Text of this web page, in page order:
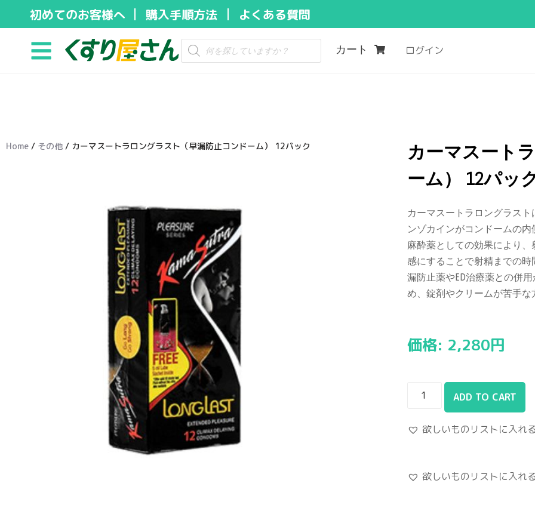
キ
初めてのお客様へ 購入手順方法 よくある質問
カート ログイン
Home / その他 / カーマスートラロングラスト（早漏防止コンドーム） 12パック
カーマスート
ーム） 12パッ
カーマスートラロングラス
ンゾカインがコンドームの
麻酔薬としての効果により
感にすることで射精までの
漏防止薬やED治療薬との併
め、錠剤やクリームが苦手
価格: 2,280円
ADD TO CART
欲しいものリストに入れ
欲しいものリストに入れ